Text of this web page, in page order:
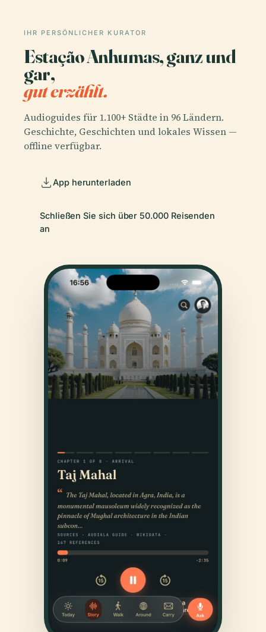
IHR PERSÖNLICHER KURATOR
Estação Anhumas, ganz und
gar,
gut erzählt.
Audioguides für 1.100+ Städte in 96 Ländern.
Geschichte, Geschichten und lokales Wissen —
offline verfügbar.
App herunterladen
Schließen Sie sich über 50.000 Reisenden
an